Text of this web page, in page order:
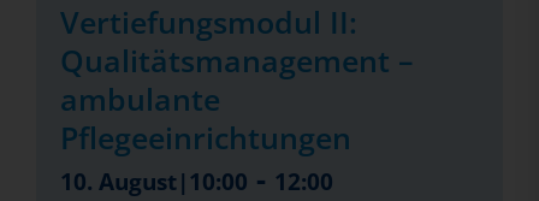
Vertiefungsmodul II:
Qualitätsmanagement –
ambulante
Pflegeeinrichtungen
10. August|10:00 - 12:00